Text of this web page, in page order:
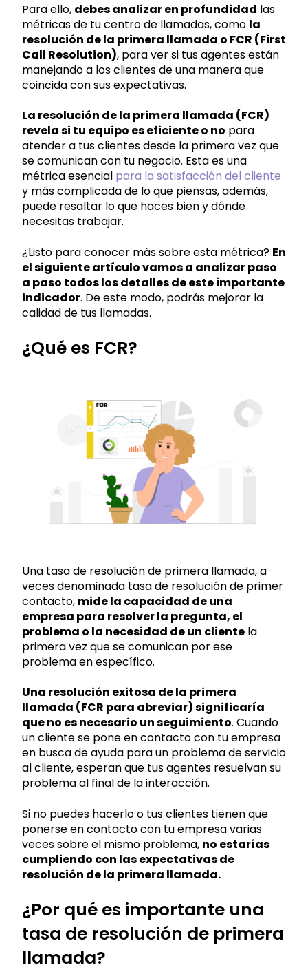
Para ello, debes analizar en profundidad las
métricas de tu centro de llamadas, como la
resolución de la primera llamada o FCR (First
Call Resolution), para ver si tus agentes están
manejando a los clientes de una manera que
coincida con sus expectativas.
La resolución de la primera llamada (FCR)
revela si tu equipo es eficiente o no para
atender a tus clientes desde la primera vez que
se comunican con tu negocio. Esta es una
métrica esencial para la satisfacción del cliente
y más complicada de lo que piensas, además,
puede resaltar lo que haces bien y dónde
necesitas trabajar.
¿Listo para conocer más sobre esta métrica? En
el siguiente artículo vamos a analizar paso
a paso todos los detalles de este importante
indicador. De este modo, podrás mejorar la
calidad de tus llamadas.
¿Qué es FCR?
Una tasa de resolución de primera llamada, a
veces denominada tasa de resolución de primer
contacto, mide la capacidad de una
empresa para resolver la pregunta, el
problema o la necesidad de un cliente la
primera vez que se comunican por ese
problema en específico.
Una resolución exitosa de la primera
llamada (FCR para abreviar) significaría
que no es necesario un seguimiento. Cuando
un cliente se pone en contacto con tu empresa
en busca de ayuda para un problema de servicio
al cliente, esperan que tus agentes resuelvan su
problema al final de la interacción.
Si no puedes hacerlo o tus clientes tienen que
ponerse en contacto con tu empresa varias
veces sobre el mismo problema, no estarías
cumpliendo con las expectativas de
resolución de la primera llamada.
¿Por qué es importante una
tasa de resolución de primera
llamada?